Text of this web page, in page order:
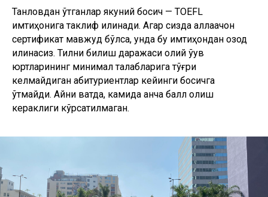
Танловдан ўтганлар якуний босқич — TOEFL
имтиҳонига таклиф қилинади. Агар сизда аллақачон
сертификат мавжуд бўлса, унда бу имтиҳондан озод
қилинасиз. Тилни билиш даражаси олий ўқув
юртларининг минимал талабларига тўғри
келмайдиган абитуриентлар кейинги босқичга
ўтмайди. Айни вақтда, камида қанча балл олиш
кераклиги кўрсатилмаган.